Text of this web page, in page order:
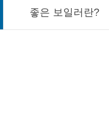
좋은 보일러란?